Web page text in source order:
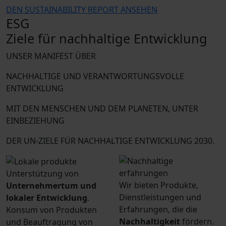
DEN SUSTAINABILITY REPORT ANSEHEN
ESG
Ziele für nachhaltige Entwicklung
UNSER MANIFEST ÜBER
NACHHALTIGE UND VERANTWORTUNGSVOLLE
ENTWICKLUNG
MIT DEN MENSCHEN UND DEM PLANETEN, UNTER
EINBEZIEHUNG
DER UN-ZIELE FÜR NACHHALTIGE ENTWICKLUNG 2030.
Unterstützung von
Unternehmertum und
lokaler Entwicklung.
Konsum von Produkten
und Beauftragung von
Wir bieten Produkte,
Dienstleistungen und
Erfahrungen, die die
Nachhaltigkeitfördern.